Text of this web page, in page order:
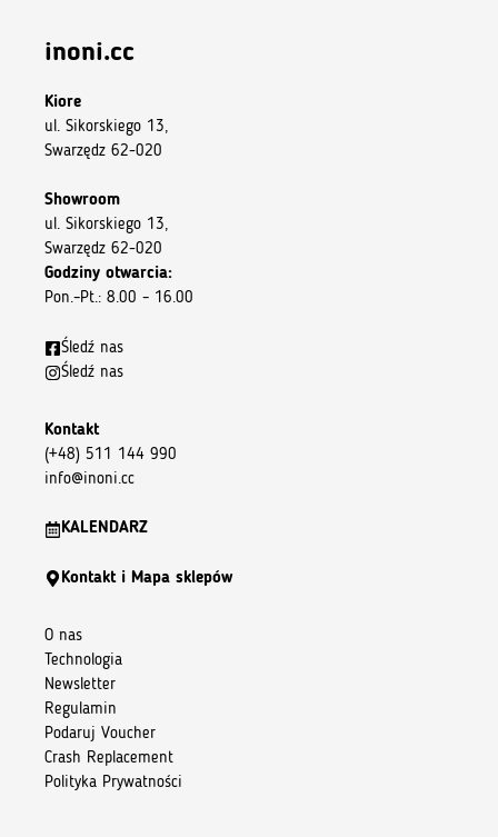
inoni.cc
Kiore
ul. Sikorskiego 13,
Swarzędz 62-020
Showroom
ul. Sikorskiego 13,
Swarzędz 62-020
Godziny otwarcia:
Pon.–Pt.: 8.00 – 16.00
Śledź nas
Śledź nas
Kontakt
(+48) 511 144 990
info@inoni.cc
KALENDARZ
Kontakt i Mapa sklepów
O nas
Technologia
Newsletter
Regulamin
Podaruj Voucher
Crash Replacement
Polityka Prywatności